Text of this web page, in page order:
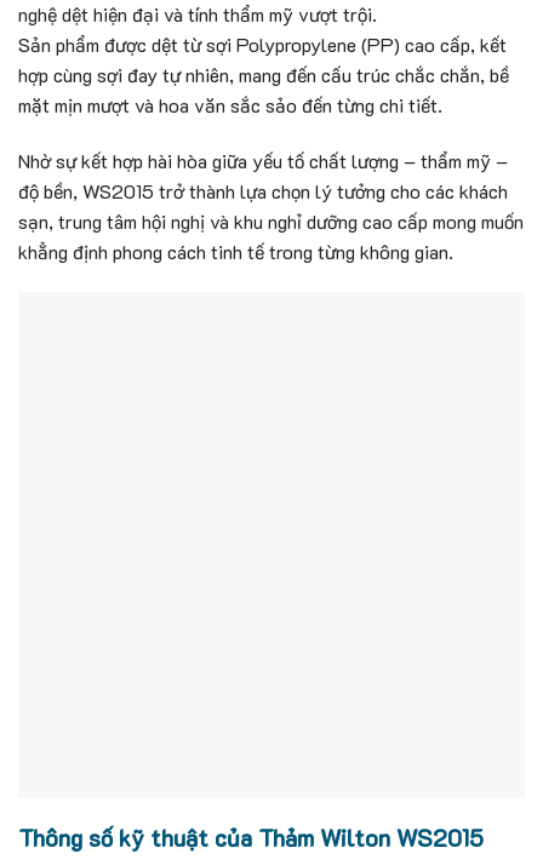
nghệ dệt hiện đại và tính thẩm mỹ vượt trội.
Sản phẩm được dệt từ sợi Polypropylene (PP) cao cấp, kết
hợp cùng sợi đay tự nhiên, mang đến cấu trúc chắc chắn, bề
mặt mịn mượt và hoa văn sắc sảo đến từng chi tiết.
Nhờ sự kết hợp hài hòa giữa yếu tố chất lượng – thẩm mỹ –
độ bền, WS2015 trở thành lựa chọn lý tưởng cho các khách
sạn, trung tâm hội nghị và khu nghỉ dưỡng cao cấp mong muốn
khẳng định phong cách tinh tế trong từng không gian.
Thông số kỹ thuật của Thảm Wilton WS2015